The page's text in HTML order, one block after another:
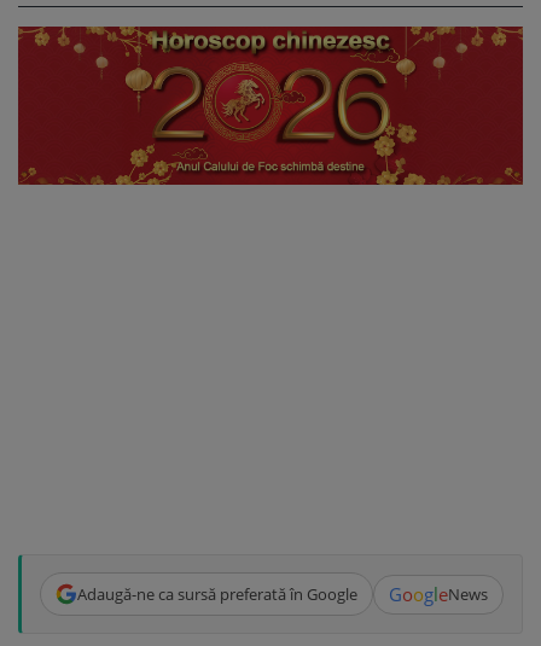
Adaugă-ne ca sursă preferată în Google GoogleNews